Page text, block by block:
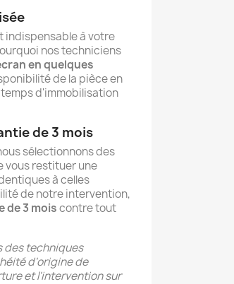
indispensable à votre
nos techniciens
en quelques
de la pièce en
temps d'immobilisation
de 3 mois
sélectionnons des
vous restituer une
à celles
de notre intervention,
de 3 moiscontre tout
des techniques
d'origine de
et l'intervention sur